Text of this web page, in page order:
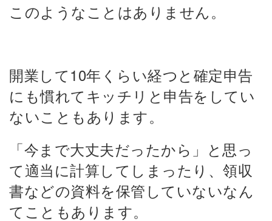
このようなことはありません。
開業して10年くらい経つと確定申告
にも慣れてキッチリと申告をしてい
ないこともあります。
「今まで大丈夫だったから」と思っ
て適当に計算してしまったり、領収
書などの資料を保管していないなん
てこともあります。